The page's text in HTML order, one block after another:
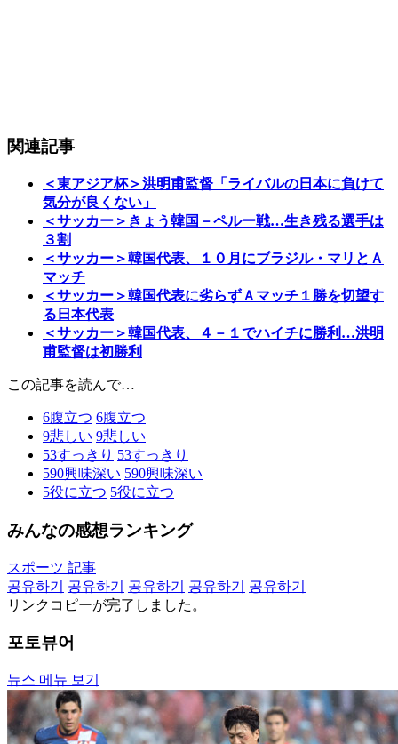
関連記事
＜東アジア杯＞洪明甫監督「ライバルの日本に負けて
気分が良くない」
＜サッカー＞きょう韓国－ペルー戦…生き残る選手は
３割
＜サッカー＞韓国代表、１０月にブラジル・マリとＡ
マッチ
＜サッカー＞韓国代表に劣らずＡマッチ１勝を切望す
る日本代表
＜サッカー＞韓国代表、４－１でハイチに勝利…洪明
甫監督は初勝利
この記事を読んで…
6腹立つ 6腹立つ
9悲しい 9悲しい
53すっきり 53すっきり
590興味深い 590興味深い
5役に立つ 5役に立つ
みんなの感想ランキング
スポーツ 記事
공유하기
공유하기 공유하기 공유하기
공유하기
リンクコピーが完了しました。
포토뷰어
뉴스 메뉴 보기